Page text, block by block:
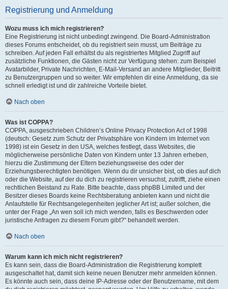
Registrierung und Anmeldung
Wozu muss ich mich registrieren?
Eine Registrierung ist nicht unbedingt zwingend. Die Board-Administration
dieses Forums entscheidet, ob du registriert sein musst, um Beiträge zu
schreiben. Auf jeden Fall erhältst du als registriertes Mitglied Zugriff auf
zusätzliche Funktionen, die Gästen nicht zur Verfügung stehen: zum Beispiel
Avatarbilder, Private Nachrichten, E-Mail-Versand an andere Mitglieder, Beitritt
zu Benutzergruppen und so weiter. Wir empfehlen dir eine Anmeldung, da sie
schnell erledigt ist und dir zahlreiche Vorteile bietet.
Nach oben
Was ist COPPA?
COPPA, ausgeschrieben Children’s Online Privacy Protection Act of 1998
(deutsch: Gesetz zum Schutz der Privatsphäre von Kindern im Internet von
1998) ist ein Gesetz in den USA, welches festlegt, dass Websites, die
möglicherweise persönliche Daten von Kindern unter 13 Jahren erheben,
hierzu die Zustimmung der Eltern beziehungsweise des oder der
Erziehungsberechtigten benötigen. Wenn du dir unsicher bist, ob dies auf dich
oder die Website, auf der du dich zu registrieren versuchst, zutrifft, ziehe einen
rechtlichen Beistand zu Rate. Bitte beachte, dass phpBB Limited und der
Besitzer dieses Boards keine Rechtsberatung anbieten kann und nicht die
Anlaufstelle für Rechtsangelegenheiten jeglicher Art ist; außer solchen, die
unter der Frage „An wen soll ich mich wenden, falls es Beschwerden oder
juristische Anfragen zu diesem Forum gibt?“ behandelt werden.
Nach oben
Warum kann ich mich nicht registrieren?
Es kann sein, dass die Board-Administration die Registrierung komplett
ausgeschaltet hat, damit sich keine neuen Benutzer mehr anmelden können.
Es könnte auch sein, dass deine IP-Adresse oder der Benutzername, mit dem